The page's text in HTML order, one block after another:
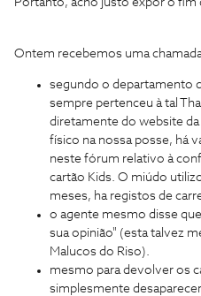
Portanto, acho justo expor o fim
Ontem recebemos uma
segundo o departamento
sempre pertenceu à tal
diretamente do website
físico na nossa posse, há
neste fórum relativo à
cartão Kids. O miúdo
meses, ha registos de
o agente mesmo disse
sua opinião" (esta talvez
Malucos do Riso).
mesmo para devolver os
simplesmente